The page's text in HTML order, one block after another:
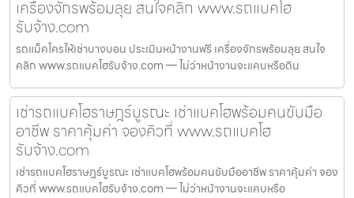
เครื่องจักรพร้อมลุย สนใจคลิก www.รถแบคโฮ
รับจ้าง.com
รถแม็คโครให้เช่าบางบอน ประเมินหน้างานฟรี เครื่องจักรพร้อมลุย สนใจ
คลิก www.รถแบคโฮรับจ้าง.com — ไม่ว่าหน้างานจะแคบหรือดิน
เช่ารถแบคโฮราษฎร์บูรณะ เช่าแบคโฮพร้อมคนขับมือ
อาชีพ ราคาคุ้มค่า จองคิวที่ www.รถแบคโฮ
รับจ้าง.com
เช่ารถแบคโฮราษฎร์บูรณะ เช่าแบคโฮพร้อมคนขับมืออาชีพ ราคาคุ้มค่า จอง
คิวที่ www.รถแบคโฮรับจ้าง.com — ไม่ว่าหน้างานจะแคบหรือ